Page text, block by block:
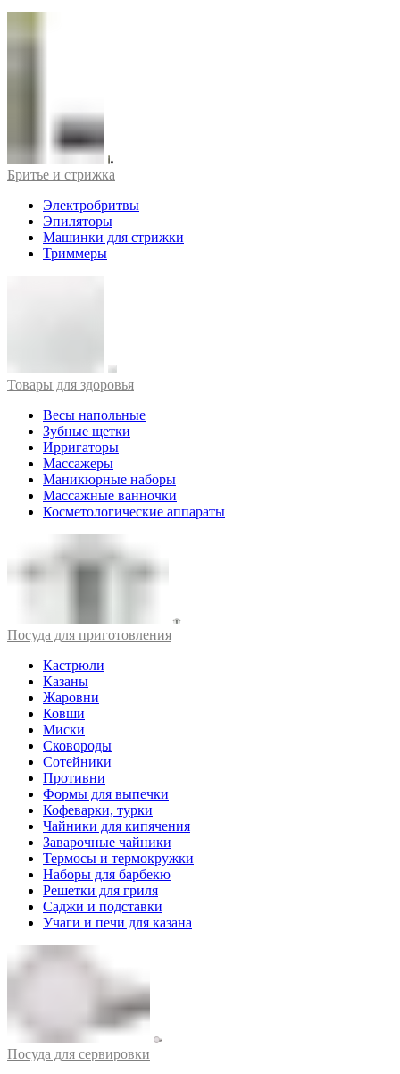
Бритье и стрижка
Электробритвы
Эпиляторы
Машинки для стрижки
Триммеры
Товары для здоровья
Весы напольные
Зубные щетки
Ирригаторы
Массажеры
Маникюрные наборы
Массажные ванночки
Косметологические аппараты
Посуда для приготовления
Кастрюли
Казаны
Жаровни
Ковши
Миски
Сковороды
Сотейники
Противни
Формы для выпечки
Кофеварки, турки
Чайники для кипячения
Заварочные чайники
Термосы и термокружки
Наборы для барбекю
Решетки для гриля
Саджи и подставки
Учаги и печи для казана
Посуда для сервировки